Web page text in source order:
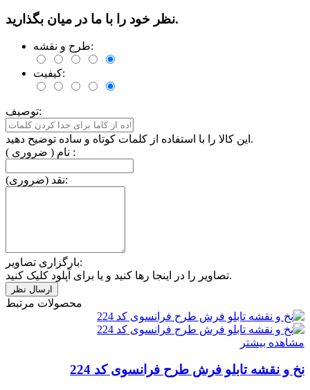
نظر خود را با ما در میان بگذارید.
طرح و نقشه:
کیفیت:
توصیف:
این کالا را با استفاده از کلمات کوتاه و ساده توضیح دهید.
نام ( ضروری ) :
نقد (ضروری):
بارگزاری تصاویر:
تصاویر را در اینجا رها کنید و یا برای آپلود کلیک کنید.
محصولات مرتبط
مشاهده بیشتر
نخ و نقشه تابلو فرش طرح فرانسوی کد 224